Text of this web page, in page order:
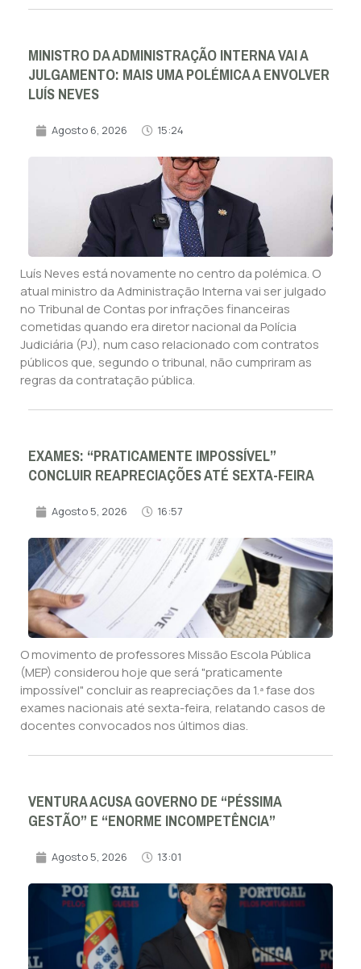
MINISTRO DA ADMINISTRAÇÃO INTERNA VAI A
JULGAMENTO: MAIS UMA POLÉMICA A ENVOLVER
LUÍS NEVES
Agosto 6, 2026 15:24
Luís Neves está novamente no centro da polémica. O
atual ministro da Administração Interna vai ser julgado
no Tribunal de Contas por infrações financeiras
cometidas quando era diretor nacional da Polícia
Judiciária (PJ), num caso relacionado com contratos
públicos que, segundo o tribunal, não cumpriram as
regras da contratação pública.
EXAMES: “PRATICAMENTE IMPOSSÍVEL”
CONCLUIR REAPRECIAÇÕES ATÉ SEXTA-FEIRA
Agosto 5, 2026 16:57
O movimento de professores Missão Escola Pública
(MEP) considerou hoje que será "praticamente
impossível" concluir as reapreciações da 1.ª fase dos
exames nacionais até sexta-feira, relatando casos de
docentes convocados nos últimos dias.
VENTURA ACUSA GOVERNO DE “PÉSSIMA
GESTÃO” E “ENORME INCOMPETÊNCIA”
Agosto 5, 2026 13:01